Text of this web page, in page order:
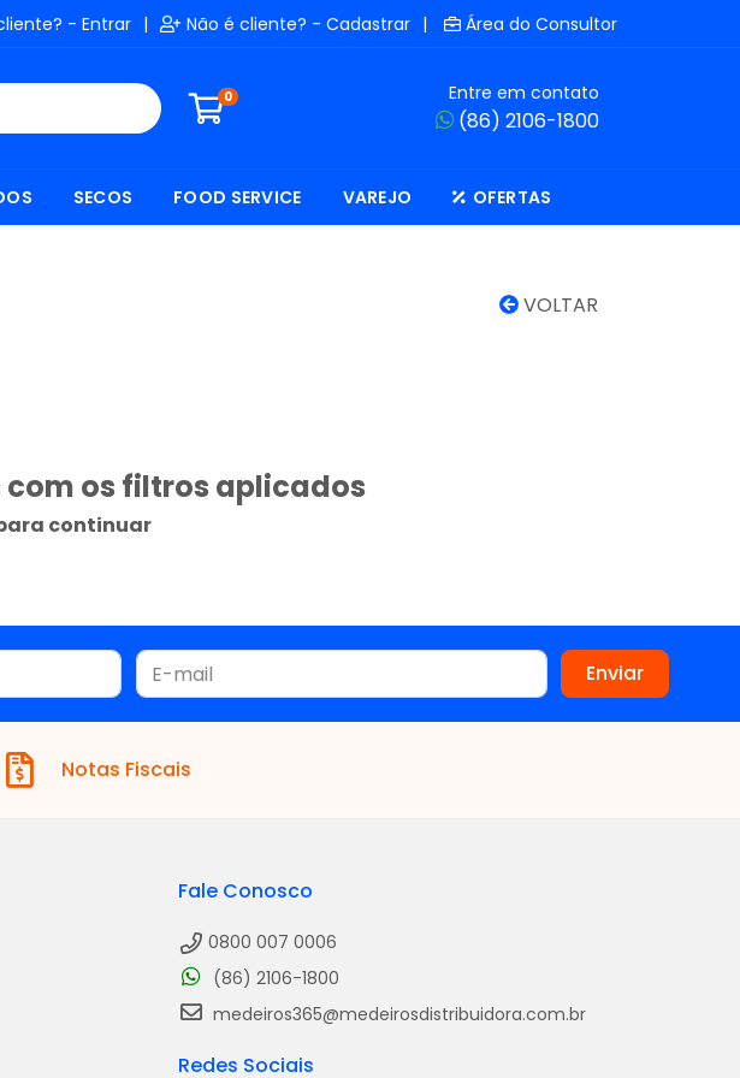
- Entrar | Não é cliente? - Cadastrar | Área do Consultor
0 Entre em contato
(86) 2106-1800
SECOS FOOD SERVICE VAREJO OFERTAS
VOLTAR
os filtros aplicados
continuar
Notas Fiscais
Fale Conosco
0800 007 0006
(86) 2106-1800
medeiros365@medeirosdistribuidora.com.br
Redes Sociais